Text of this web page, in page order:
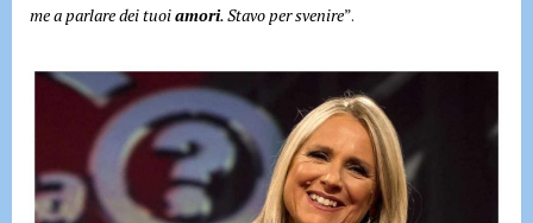
me a parlare dei tuoiamori. Stavo per svenire”.